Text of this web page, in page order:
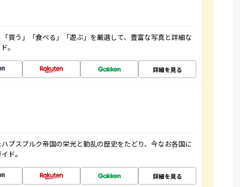
買う」「食べる」「遊ぶ」を厳選して、豊富な写真と詳細な
。
詳細を見る
ハプスブルク帝国の栄光と動乱の歴史をたどり、今なお各国に
ド。
詳細を見る